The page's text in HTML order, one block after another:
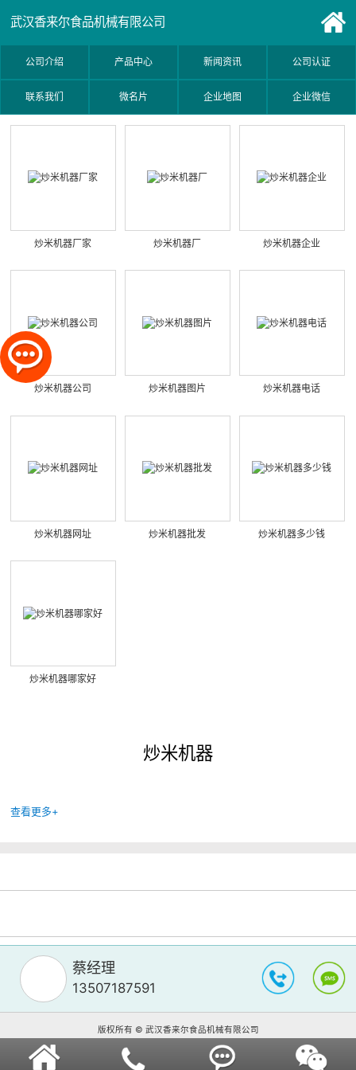
武汉香来尔食品机械有限公司
公司介绍 产品中心 新闻资讯 公司认证
联系我们 微名片 企业地图 企业微信
炒米机器厂家 炒米机器厂 炒米机器企业
炒米机器公司 炒米机器图片 炒米机器电话
炒米机器网址 炒米机器批发 炒米机器多少钱
炒米机器哪家好
炒米机器
查看更多+
蔡经理
13507187591
版权所有 © 武汉香来尔食品机械有限公司